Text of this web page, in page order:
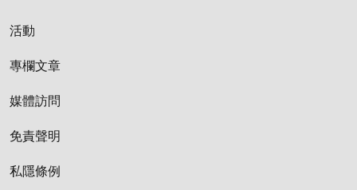
活動
專欄文章
媒體訪問
免責聲明
私隱條例